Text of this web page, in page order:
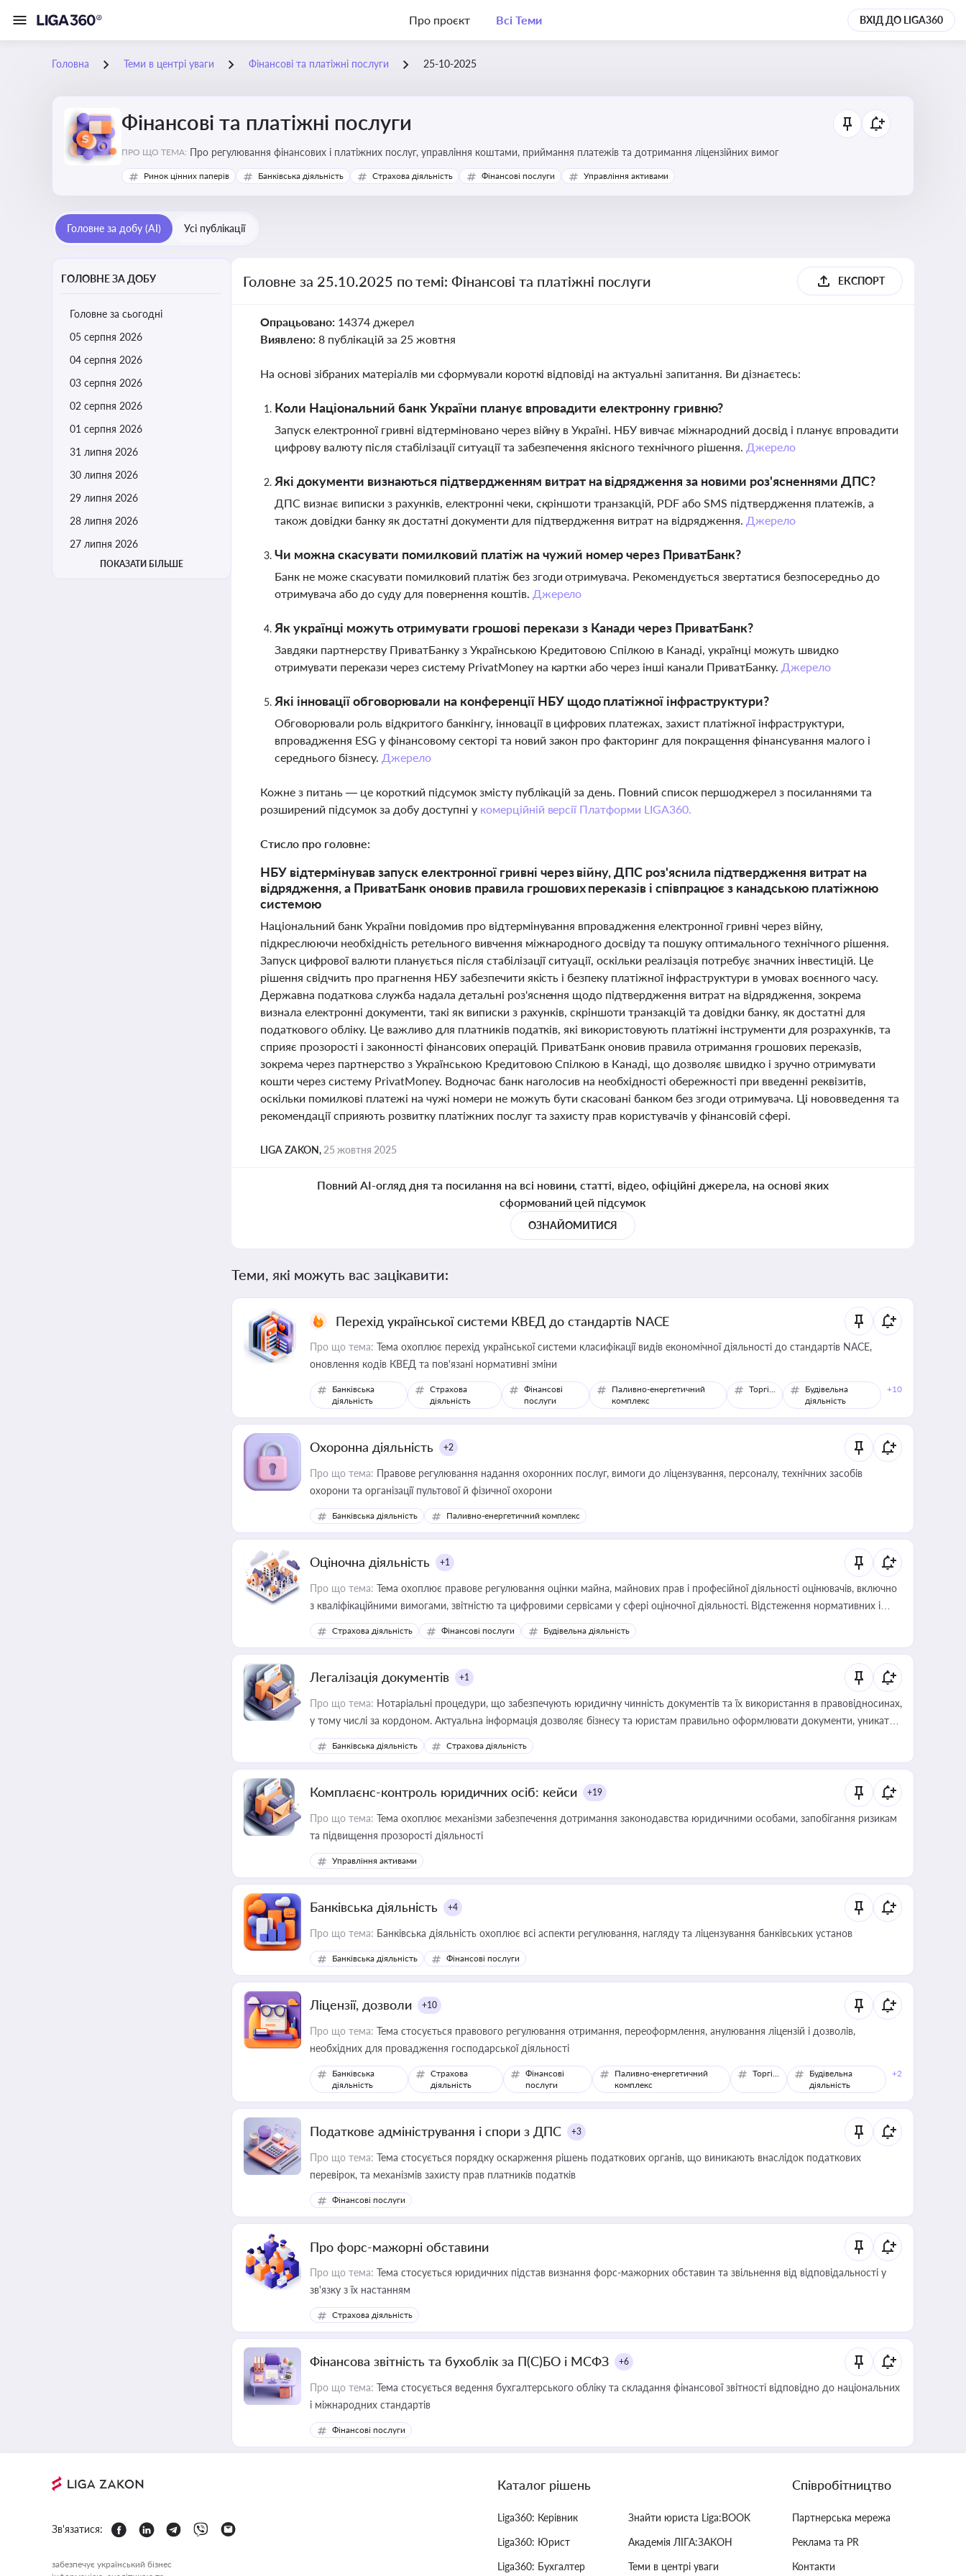
Про проєкт Всі Теми ВХІД ДО LIGA360
Головна Теми в центрі уваги Фінансові та платіжні послуги 25-10-2025
Фінансові та платіжні послуги
ПРО ЩО ТЕМА: Про регулювання фінансових і платіжних послуг, управління коштами, приймання платежів та дотримання ліцензійних вимог
Ринок цінних паперів Банківська діяльність Страхова діяльність Фінансові послуги Управління активами
Головне за добу (AI) Усі публікації
ГОЛОВНЕ ЗА ДОБУ
Головне за сьогодні
05 серпня 2026
04 серпня 2026
03 серпня 2026
02 серпня 2026
01 серпня 2026
31 липня 2026
30 липня 2026
29 липня 2026
28 липня 2026
27 липня 2026
ПОКАЗАТИ БІЛЬШЕ
Головне за 25.10.2025 по темі: Фінансові та платіжні послуги ЕКСПОРТ
Опрацьовано: 14374 джерел
Виявлено: 8 публікацій за 25 жовтня
На основі зібраних матеріалів ми сформували короткі відповіді на актуальні запитання. Ви дізнаєтесь:
Коли Національний банк України планує впровадити електронну гривню?
Запуск електронної гривні відтерміновано через війну в Україні. НБУ вивчає міжнародний досвід і планує впровадити
цифрову валюту після стабілізації ситуації та забезпечення якісного технічного рішення. Джерело
Які документи визнаються підтвердженням витрат на відрядження за новими роз'ясненнями ДПС?
ДПС визнає виписки з рахунків, електронні чеки, скріншоти транзакцій, PDF або SMS підтвердження платежів, а
також довідки банку як достатні документи для підтвердження витрат на відрядження. Джерело
Чи можна скасувати помилковий платіж на чужий номер через ПриватБанк?
Банк не може скасувати помилковий платіж без згоди отримувача. Рекомендується звертатися безпосередньо до
отримувача або до суду для повернення коштів. Джерело
Як українці можуть отримувати грошові перекази з Канади через ПриватБанк?
Завдяки партнерству ПриватБанку з Українською Кредитовою Спілкою в Канаді, українці можуть швидко
отримувати перекази через систему PrivatMoney на картки або через інші канали ПриватБанку. Джерело
Які інновації обговорювали на конференції НБУ щодо платіжної інфраструктури?
Обговорювали роль відкритого банкінгу, інновації в цифрових платежах, захист платіжної інфраструктури,
впровадження ESG у фінансовому секторі та новий закон про факторинг для покращення фінансування малого і
середнього бізнесу. Джерело
Кожне з питань — це короткий підсумок змісту публікацій за день. Повний список першоджерел з посиланнями та
розширений підсумок за добу доступні у комерційній версії Платформи LIGA360.
Стисло про головне:
НБУ відтермінував запуск електронної гривні через війну, ДПС роз'яснила підтвердження витрат на
відрядження, а ПриватБанк оновив правила грошових переказів і співпрацює з канадською платіжною
системою
Національний банк України повідомив про відтермінування впровадження електронної гривні через війну,
підкреслюючи необхідність ретельного вивчення міжнародного досвіду та пошуку оптимального технічного рішення.
Запуск цифрової валюти планується після стабілізації ситуації, оскільки реалізація потребує значних інвестицій. Це
рішення свідчить про прагнення НБУ забезпечити якість і безпеку платіжної інфраструктури в умовах воєнного часу.
Державна податкова служба надала детальні роз'яснення щодо підтвердження витрат на відрядження, зокрема
визнала електронні документи, такі як виписки з рахунків, скріншоти транзакцій та довідки банку, як достатні для
податкового обліку. Це важливо для платників податків, які використовують платіжні інструменти для розрахунків, та
сприяє прозорості і законності фінансових операцій. ПриватБанк оновив правила отримання грошових переказів,
зокрема через партнерство з Українською Кредитовою Спілкою в Канаді, що дозволяє швидко і зручно отримувати
кошти через систему PrivatMoney. Водночас банк наголосив на необхідності обережності при введенні реквізитів,
оскільки помилкові платежі на чужі номери не можуть бути скасовані банком без згоди отримувача. Ці нововведення та
рекомендації сприяють розвитку платіжних послуг та захисту прав користувачів у фінансовій сфері.
LIGA ZAKON, 25 жовтня 2025
Повний AI-огляд дня та посилання на всі новини, статті, відео, офіційні джерела, на основі яких
сформований цей підсумок
ОЗНАЙОМИТИСЯ
Теми, які можуть вас зацікавити:
Перехід української системи КВЕД до стандартів NACE
Про що тема: Тема охоплює перехід української системи класифікації видів економічної діяльності до стандартів NACE,
оновлення кодів КВЕД та пов'язані нормативні зміни
Банківська
діяльність
Страхова
діяльність
Фінансові
послуги
Паливно-енергетичний
комплекс
Торгівля
Будівельна
діяльність
+10
Охоронна діяльність +2
Про що тема: Правове регулювання надання охоронних послуг, вимоги до ліцензування, персоналу, технічних засобів
охорони та організації пультової й фізичної охорони
Банківська діяльність Паливно-енергетичний комплекс
Оціночна діяльність +1
Про що тема: Тема охоплює правове регулювання оцінки майна, майнових прав і професійної діяльності оцінювачів, включно
з кваліфікаційними вимогами, звітністю та цифровими сервісами у сфері оціночної діяльності. Відстеження нормативних і
медійних змін у цій сфері корисне для власника бізнесу, керівника, юриста або бухгалтера під час оподаткування,
приватизації, оренди державного майна, корпоративних угод і перевірки статусу суб'єктів оціночної діяльності
Страхова діяльність Фінансові послуги Будівельна діяльність
Легалізація документів +1
Про що тема: Нотаріальні процедури, що забезпечують юридичну чинність документів та їх використання в правовідносинах,
у тому числі за кордоном. Актуальна інформація дозволяє бізнесу та юристам правильно оформлювати документи, уникати
ризиків недійсності та забезпечувати їх належне прийняття органами влади та контрагентами
Банківська діяльність Страхова діяльність
Комплаєнс-контроль юридичних осіб: кейси +19
Про що тема: Тема охоплює механізми забезпечення дотримання законодавства юридичними особами, запобігання ризикам
та підвищення прозорості діяльності
Управління активами
Банківська діяльність +4
Про що тема: Банківська діяльність охоплює всі аспекти регулювання, нагляду та ліцензування банківських установ
Банківська діяльність Фінансові послуги
Ліцензії, дозволи +10
Про що тема: Тема стосується правового регулювання отримання, переоформлення, анулювання ліцензій і дозволів,
необхідних для провадження господарської діяльності
Банківська
діяльність
Страхова
діяльність
Фінансові
послуги
Паливно-енергетичний
комплекс
Торгівля
Будівельна
діяльність
+2
Податкове адміністрування і спори з ДПС +3
Про що тема: Тема стосується порядку оскарження рішень податкових органів, що виникають внаслідок податкових
перевірок, та механізмів захисту прав платників податків
Фінансові послуги
Про форс-мажорні обставини
Про що тема: Тема стосується юридичних підстав визнання форс-мажорних обставин та звільнення від відповідальності у
зв'язку з їх настанням
Страхова діяльність
Фінансова звітність та бухоблік за П(С)БО і МСФЗ +6
Про що тема: Тема стосується ведення бухгалтерського обліку та складання фінансової звітності відповідно до національних
і міжнародних стандартів
Фінансові послуги
Зв'язатися:
забезпечує український бізнес
Каталог рішень
Liga360: Керівник
Liga360: Юрист
Liga360: Бухгалтер
Знайти юриста Liga:BOOK
Академія ЛІГА:ЗАКОН
Теми в центрі уваги
Співробітництво
Партнерська мережа
Реклама та PR
Контакти